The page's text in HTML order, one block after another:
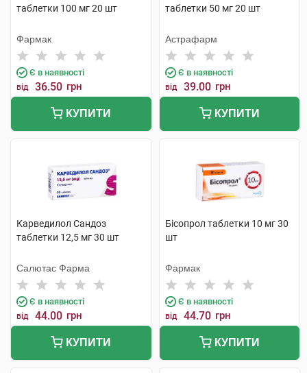
таблетки 100 мг 20 шт
Фармак
Є в наявності
від 36.50 грн
КУПИТИ
таблетки 50 мг 20 шт
Астрафарм
Є в наявності
від 39.00 грн
КУПИТИ
Карведилол Сандоз
таблетки 12,5 мг 30 шт
Салютас Фарма
Є в наявності
від 44.00 грн
КУПИТИ
Бісопрол таблетки 10 мг 30
шт
Фармак
Є в наявності
від 44.70 грн
КУПИТИ